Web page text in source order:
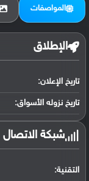
المواصفات
الإطلاق
تاريخ الإعلان:
تاريخ نزوله الأسواق:
شبكة الاتصال
التقنية: